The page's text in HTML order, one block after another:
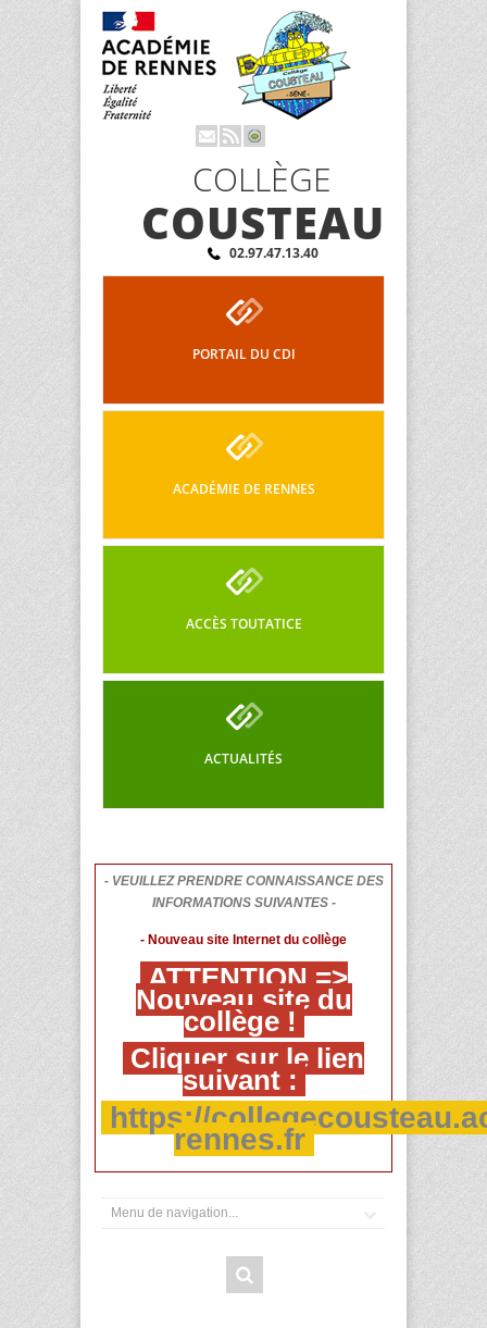
COLLÈGE
COUSTEAU
02.97.47.13.40
PORTAIL DU CDI
ACADÉMIE DE RENNES
ACCÈS TOUTATICE
ACTUALITÉS
- VEUILLEZ PRENDRE CONNAISSANCE DES
INFORMATIONS SUIVANTES -
- Nouveau site Internet du collège
ATTENTION =>
Nouveau site du
collège !
Cliquer sur le lien
suivant :
https://
rennes.fr